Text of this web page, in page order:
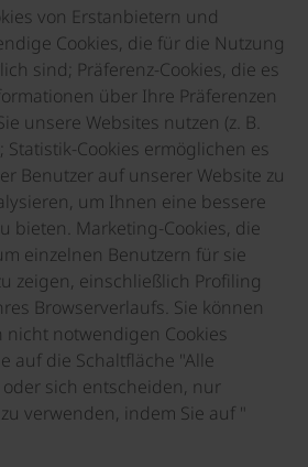
von Erstanbietern und
Cookies, die für die Nutzung
sind; Präferenz-Cookies, die es
über Ihre Präferenzen
unsere Websites nutzen (z. B.
Statistik-Cookies ermöglichen es
Benutzer auf unserer Website zu
um Ihnen eine bessere
bieten. Marketing-Cookies, die
einzelnen Benutzern für sie
zeigen, einschließlich Profiling
Browserverlaufs. Sie können
notwendigen Cookies
auf die Schaltfläche "Alle
sich entscheiden, nur
verwenden, indem Sie auf "